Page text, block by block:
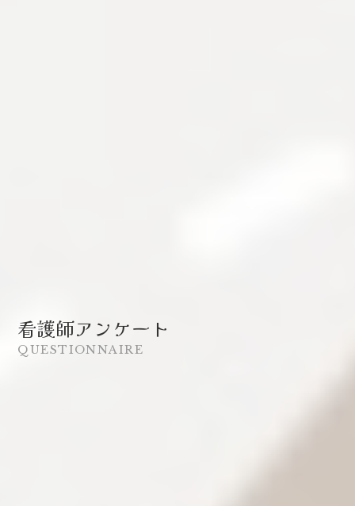
看護師アンケート
QUESTIONNAIRE